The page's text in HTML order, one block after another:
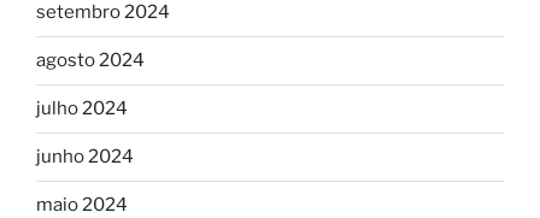
setembro 2024
agosto 2024
julho 2024
junho 2024
maio 2024